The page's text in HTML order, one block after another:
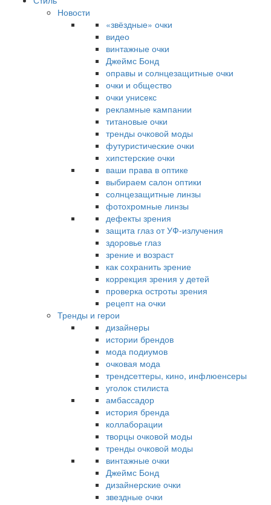
Новости
«звёздные» очки
видео
винтажные очки
Джеймс Бонд
оправы и солнцезащитные очки
очки и общество
очки унисекс
рекламные кампании
титановые очки
тренды очковой моды
футуристические очки
хипстерские очки
ваши права в оптике
выбираем салон оптики
солнцезащитные линзы
фотохромные линзы
дефекты зрения
защита глаз от УФ-излучения
здоровье глаз
зрение и возраст
как сохранить зрение
коррекция зрения у детей
проверка остроты зрения
рецепт на очки
Тренды и герои
дизайнеры
истории брендов
мода подиумов
очковая мода
трендсеттеры, кино, инфлюенсеры
уголок стилиста
амбассадор
история бренда
коллаборации
творцы очковой моды
тренды очковой моды
винтажные очки
Джеймс Бонд
дизайнерские очки
звездные очки